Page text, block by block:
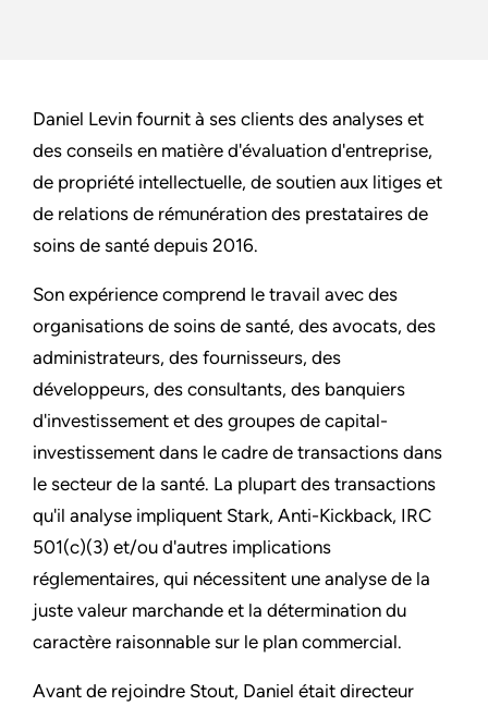
Daniel Levin fournit à ses clients des analyses et
des conseils en matière d'évaluation d'entreprise,
de propriété intellectuelle, de soutien aux litiges et
de relations de rémunération des prestataires de
soins de santé depuis 2016.
Son expérience comprend le travail avec des
organisations de soins de santé, des avocats, des
administrateurs, des fournisseurs, des
développeurs, des consultants, des banquiers
d'investissement et des groupes de capital-
investissement dans le cadre de transactions dans
le secteur de la santé. La plupart des transactions
qu'il analyse impliquent Stark, Anti-Kickback, IRC
501(c)(3) et/ou d'autres implications
réglementaires, qui nécessitent une analyse de la
juste valeur marchande et la détermination du
caractère raisonnable sur le plan commercial.
Avant de rejoindre Stout, Daniel était directeur